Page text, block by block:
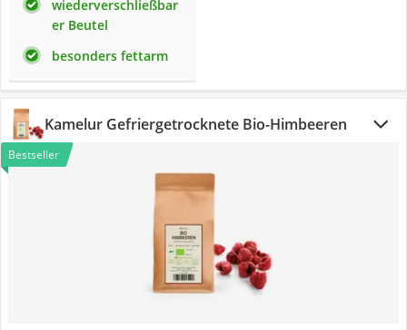
wiederverschließbar
er Beutel
besonders fettarm
Kamelur Gefriergetrocknete Bio-Himbeeren
Bestseller